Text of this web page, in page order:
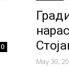
0
May 30,